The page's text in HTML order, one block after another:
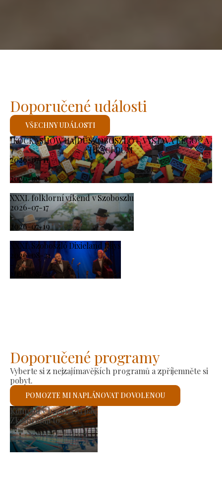
KOCKASHOW HAJDÚSZOBOSZLÓ – VÝSTAVA LEGO® A
HRACÍ DŮM
2026-07-11
-
2026-08-23
XXXI. folklorní víkend v Szoboszlu
2026-07-17
-
2026-07-19
XXXI. Szoboszló Dixieland Days
2026-08-21
-
2026-08-23
Doporučené události
VŠECHNY UDÁLOSTI
Doporučené programy
Vyberte si z nejzajímavějších programů a zpříjemněte si
pobyt.
POMOZTE MI NAPLÁNOVAT DOVOLENOU